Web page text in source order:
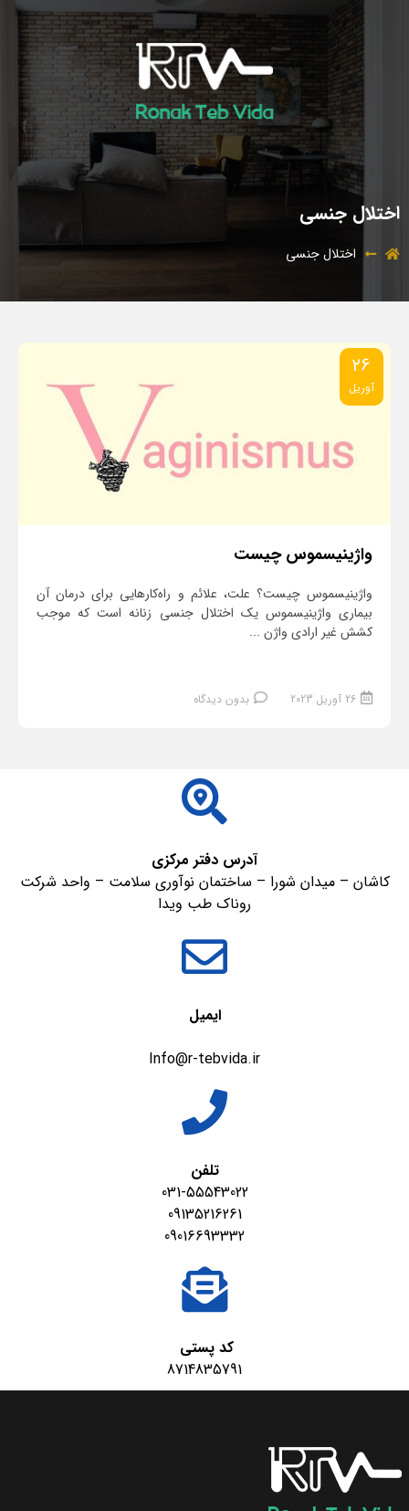
اختلال جنسی
اختلال جنسی
26
آوریل
واژینیسموس چیست
واژینیسموس چیست؟ علت، علائم و راه‌کارهایی برای درمان آن
بیماری واژینیسموس یک اختلال جنسی زنانه است که موجب
کشش غیر ارادی واژن ...
26 آوریل 2023 بدون دیدگاه
آدرس دفتر مرکزی
کاشان – میدان شورا – ساختمان نوآوری سلامت – واحد شرکت
روناک طب ویدا
ایمیل
Info@r-tebvida.ir
تلفن
031-55543022
09135216261
09016693332
کد پستی
8714835791